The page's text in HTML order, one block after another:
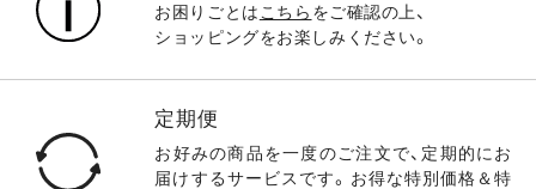
お困りごとは こちら をご確認の上、
ショッピングをお楽しみください。
定期便
お好みの商品を一度のご注文で、定期的にお
届けするサービスです。お得な特別価格＆特